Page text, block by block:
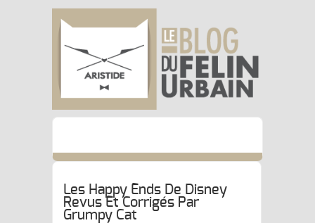
Les Happy Ends De Disney
Revus Et Corrigés Par
Grumpy Cat